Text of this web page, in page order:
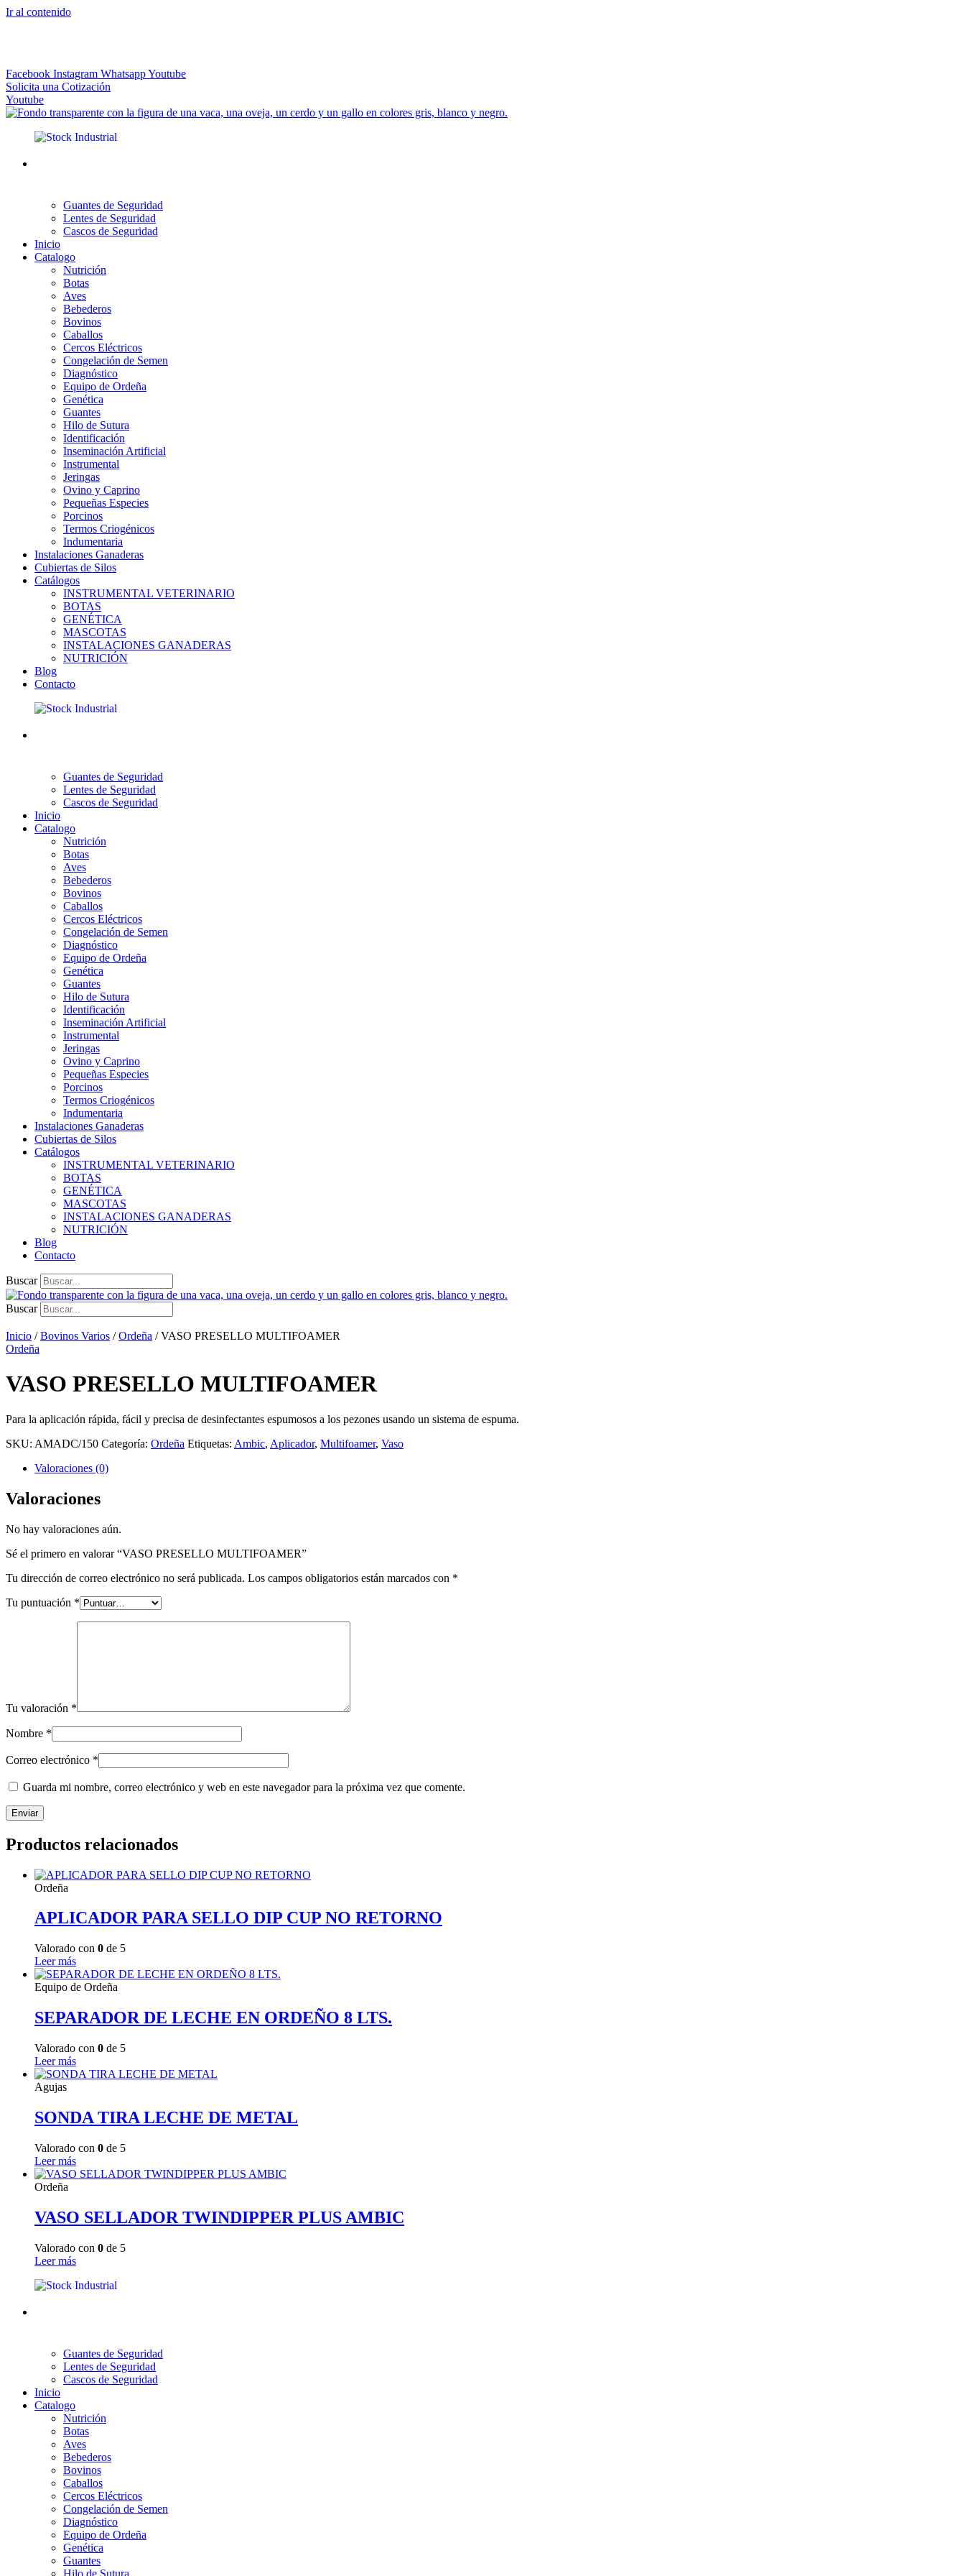
Ir al contenido
Facebook Instagram WhatsappYoutube
Solicita una Cotización
Youtube
Guantes de Seguridad
Lentes de Seguridad
Cascos de Seguridad
Inicio
Catalogo
Nutrición
Botas
Aves
Bebederos
Bovinos
Caballos
Cercos Eléctricos
Congelación de Semen
Diagnóstico
Equipo de Ordeña
Genética
Guantes
Hilo de Sutura
Identificación
Inseminación Artificial
Instrumental
Jeringas
Ovino y Caprino
Pequeñas Especies
Porcinos
Termos Criogénicos
Indumentaria
Instalaciones Ganaderas
Cubiertas de Silos
Catálogos
INSTRUMENTAL VETERINARIO
BOTAS
GENÉTICA
MASCOTAS
INSTALACIONES GANADERAS
NUTRICIÓN
Blog
Contacto
Guantes de Seguridad
Lentes de Seguridad
Cascos de Seguridad
Inicio
Catalogo
Nutrición
Botas
Aves
Bebederos
Bovinos
Caballos
Cercos Eléctricos
Congelación de Semen
Diagnóstico
Equipo de Ordeña
Genética
Guantes
Hilo de Sutura
Identificación
Inseminación Artificial
Instrumental
Jeringas
Ovino y Caprino
Pequeñas Especies
Porcinos
Termos Criogénicos
Indumentaria
Instalaciones Ganaderas
Cubiertas de Silos
Catálogos
INSTRUMENTAL VETERINARIO
BOTAS
GENÉTICA
MASCOTAS
INSTALACIONES GANADERAS
NUTRICIÓN
Blog
Contacto
Buscar
Buscar
Inicio /Bovinos Varios /Ordeña / VASO PRESELLO MULTIFOAMER
Ordeña
VASO PRESELLO MULTIFOAMER
Para la aplicación rápida, fácil y precisa de desinfectantes espumosos a los pezones usando un sistema de espuma.
SKU: AMADC/150 Categoría: Ordeña Etiquetas: Ambic, Aplicador, Multifoamer, Vaso
Valoraciones (0)
Valoraciones
No hay valoraciones aún.
Sé el primero en valorar “VASO PRESELLO MULTIFOAMER”
Tu dirección de correo electrónico no será publicada. Los campos obligatorios están marcados con *
Tu puntuación *
Tu valoración *
Nombre *
Correo electrónico *
Guarda mi nombre, correo electrónico y web en este navegador para la próxima vez que comente.
Productos relacionados
Ordeña
APLICADOR PARA SELLO DIP CUP NO RETORNO
Valorado con 0 de 5
Leer más
Equipo de Ordeña
SEPARADOR DE LECHE EN ORDEÑO 8 LTS.
Valorado con 0 de 5
Leer más
Agujas
SONDA TIRA LECHE DE METAL
Valorado con 0 de 5
Leer más
Ordeña
VASO SELLADOR TWINDIPPER PLUS AMBIC
Valorado con 0 de 5
Leer más
Guantes de Seguridad
Lentes de Seguridad
Cascos de Seguridad
Inicio
Catalogo
Nutrición
Botas
Aves
Bebederos
Bovinos
Caballos
Cercos Eléctricos
Congelación de Semen
Diagnóstico
Equipo de Ordeña
Genética
Guantes
Hilo de Sutura